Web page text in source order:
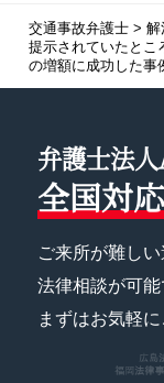
交通事故弁護士> 解
提示されていたとこ
の増額に成功した事
弁護士法
全国対応
ご来所が難し
法律相談が可能
まずはお気軽